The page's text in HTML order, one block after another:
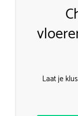
Laat je